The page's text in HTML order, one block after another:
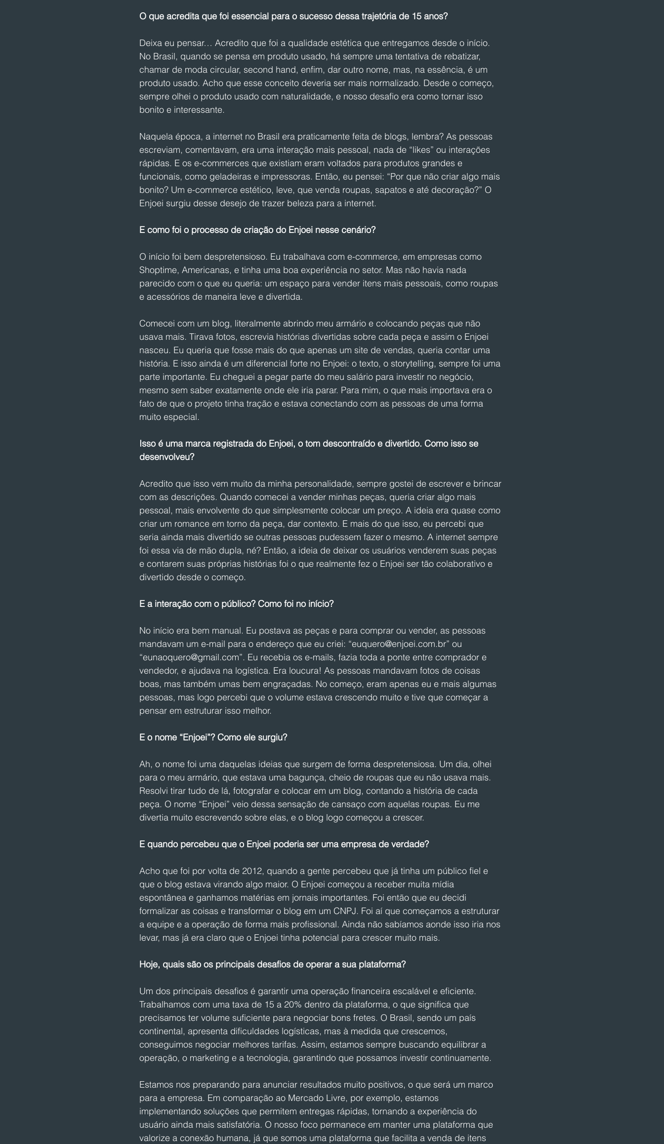
O que acredita que foi essencial para o sucesso dessa trajetória de 15 anos?
Deixa eu pensar… Acredito que foi a qualidade estética que entregamos desde o início.
No Brasil, quando se pensa em produto usado, há sempre uma tentativa de rebatizar,
chamar de moda circular, second hand, enfim, dar outro nome, mas, na essência, é um
produto usado. Acho que esse conceito deveria ser mais normalizado. Desde o começo,
sempre olhei o produto usado com naturalidade, e nosso desafio era como tornar isso
bonito e interessante.
Naquela época, a internet no Brasil era praticamente feita de blogs, lembra? As pessoas
escreviam, comentavam, era uma interação mais pessoal, nada de “likes” ou interações
rápidas. E os e-commerces que existiam eram voltados para produtos grandes e
funcionais, como geladeiras e impressoras. Então, eu pensei: “Por que não criar algo mais
bonito? Um e-commerce estético, leve, que venda roupas, sapatos e até decoração?” O
Enjoei surgiu desse desejo de trazer beleza para a internet.
E como foi o processo de criação do Enjoei nesse cenário?
O início foi bem despretensioso. Eu trabalhava com e-commerce, em empresas como
Shoptime, Americanas, e tinha uma boa experiência no setor. Mas não havia nada
parecido com o que eu queria: um espaço para vender itens mais pessoais, como roupas
e acessórios de maneira leve e divertida.
Comecei com um blog, literalmente abrindo meu armário e colocando peças que não
usava mais. Tirava fotos, escrevia histórias divertidas sobre cada peça e assim o Enjoei
nasceu. Eu queria que fosse mais do que apenas um site de vendas, queria contar uma
história. E isso ainda é um diferencial forte no Enjoei: o texto, o storytelling, sempre foi uma
parte importante. Eu cheguei a pegar parte do meu salário para investir no negócio,
mesmo sem saber exatamente onde ele iria parar. Para mim, o que mais importava era o
fato de que o projeto tinha tração e estava conectando com as pessoas de uma forma
muito especial.
Isso é uma marca registrada do Enjoei, o tom descontraído e divertido. Como isso se
desenvolveu?
Acredito que isso vem muito da minha personalidade, sempre gostei de escrever e brincar
com as descrições. Quando comecei a vender minhas peças, queria criar algo mais
pessoal, mais envolvente do que simplesmente colocar um preço. A ideia era quase como
criar um romance em torno da peça, dar contexto. E mais do que isso, eu percebi que
seria ainda mais divertido se outras pessoas pudessem fazer o mesmo. A internet sempre
foi essa via de mão dupla, né? Então, a ideia de deixar os usuários venderem suas peças
e contarem suas próprias histórias foi o que realmente fez o Enjoei ser tão colaborativo e
divertido desde o começo.
E a interação com o público? Como foi no início?
No início era bem manual. Eu postava as peças e para comprar ou vender, as pessoas
mandavam um e-mail para o endereço que eu criei: “euquero@enjoei.com.br” ou
“eunaoquero@gmail.com”. Eu recebia os e-mails, fazia toda a ponte entre comprador e
vendedor, e ajudava na logística. Era loucura! As pessoas mandavam fotos de coisas
boas, mas também umas bem engraçadas. No começo, eram apenas eu e mais algumas
pessoas, mas logo percebi que o volume estava crescendo muito e tive que começar a
pensar em estruturar isso melhor.
E o nome “Enjoei”? Como ele surgiu?
Ah, o nome foi uma daquelas ideias que surgem de forma despretensiosa. Um dia, olhei
para o meu armário, que estava uma bagunça, cheio de roupas que eu não usava mais.
Resolvi tirar tudo de lá, fotografar e colocar em um blog, contando a história de cada
peça. O nome “Enjoei” veio dessa sensação de cansaço com aquelas roupas. Eu me
divertia muito escrevendo sobre elas, e o blog logo começou a crescer.
E quando percebeu que o Enjoei poderia ser uma empresa de verdade?
Acho que foi por volta de 2012, quando a gente percebeu que já tinha um público fiel e
que o blog estava virando algo maior. O Enjoei começou a receber muita mídia
espontânea e ganhamos matérias em jornais importantes. Foi então que eu decidi
formalizar as coisas e transformar o blog em um CNPJ. Foi aí que começamos a estruturar
a equipe e a operação de forma mais profissional. Ainda não sabíamos aonde isso iria nos
levar, mas já era claro que o Enjoei tinha potencial para crescer muito mais.
Hoje, quais são os principais desafios de operar a sua plataforma?
Um dos principais desafios é garantir uma operação financeira escalável e eficiente.
Trabalhamos com uma taxa de 15 a 20% dentro da plataforma, o que significa que
precisamos ter volume suficiente para negociar bons fretes. O Brasil, sendo um país
continental, apresenta dificuldades logísticas, mas à medida que crescemos,
conseguimos negociar melhores tarifas. Assim, estamos sempre buscando equilibrar a
operação, o marketing e a tecnologia, garantindo que possamos investir continuamente.
Estamos nos preparando para anunciar resultados muito positivos, o que será um marco
para a empresa. Em comparação ao Mercado Livre, por exemplo, estamos
implementando soluções que permitem entregas rápidas, tornando a experiência do
usuário ainda mais satisfatória. O nosso foco permanece em manter uma plataforma que
valorize a conexão humana, já que somos uma plataforma que facilita a venda de itens